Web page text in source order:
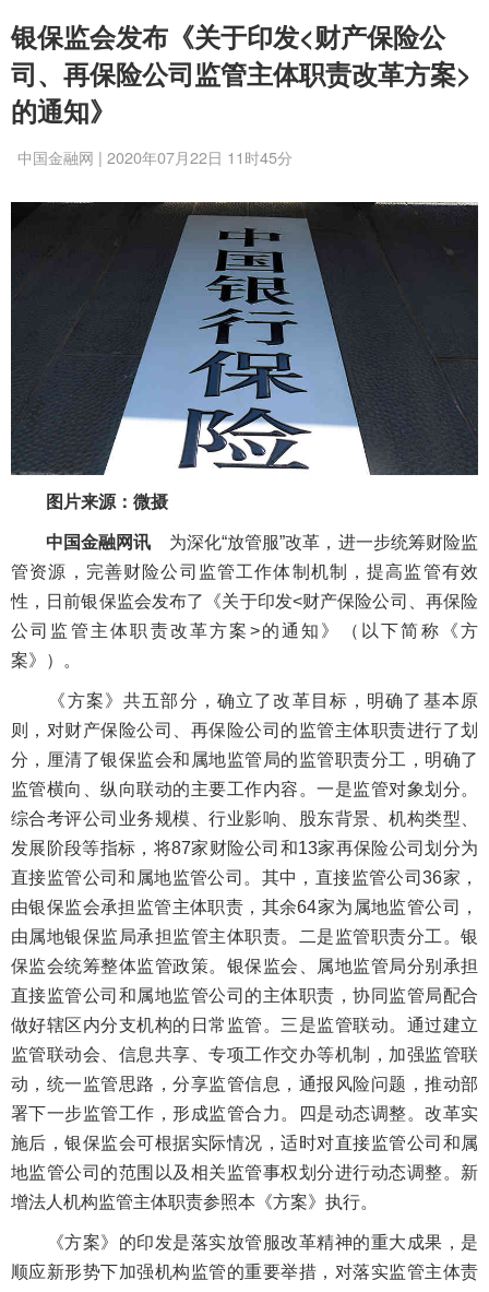
银保监会发布《关于印发<财产保险公
司、再保险公司监管主体职责改革方案>
的通知》
中国金融网 | 2020年07月22日 11时45分
图片来源：微摄
中国金融网讯
为深化“放管服”改革，进一步统筹财险监
管资源，完善财险公司监管工作体制机制，提高监管有效
性，日前银保监会发布了《关于印发<财产保险公司、再保险
公司监管主体职责改革方案>的通知》（以下简称《方
案》）。
《方案》共五部分，确立了改革目标，明确了基本原
则，对财产保险公司、再保险公司的监管主体职责进行了划
分，厘清了银保监会和属地监管局的监管职责分工，明确了
监管横向、纵向联动的主要工作内容。一是监管对象划分。
综合考评公司业务规模、行业影响、股东背景、机构类型、
发展阶段等指标，将87家财险公司和13家再保险公司划分为
直接监管公司和属地监管公司。其中，直接监管公司36家，
由银保监会承担监管主体职责，其余64家为属地监管公司，
由属地银保监局承担监管主体职责。二是监管职责分工。银
保监会统筹整体监管政策。银保监会、属地监管局分别承担
直接监管公司和属地监管公司的主体职责，协同监管局配合
做好辖区内分支机构的日常监管。三是监管联动。通过建立
监管联动会、信息共享、专项工作交办等机制，加强监管联
动，统一监管思路，分享监管信息，通报风险问题，推动部
署下一步监管工作，形成监管合力。四是动态调整。改革实
施后，银保监会可根据实际情况，适时对直接监管公司和属
地监管公司的范围以及相关监管事权划分进行动态调整。新
增法人机构监管主体职责参照本《方案》执行。
《方案》的印发是落实放管服改革精神的重大成果，是
顺应新形势下加强机构监管的重要举措，对落实监管主体责